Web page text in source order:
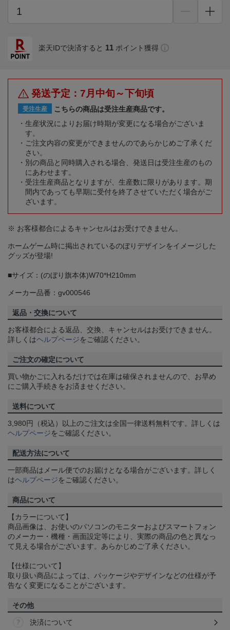
楽天IDで決済すると 11 ポイント獲得
発送予定：7月中旬～下旬頃
受注生産
こちらの商品は受注生産商品です。
生産状況によりお届け時期が変更になる場合がございま
す。
ご注文内容の変更ができませんのであらかじめご了承くだ
さい。
別の商品と同時購入される場合、発送日は受注生産のもの
にあわせます。
受注生産商品となりますが、生産数に限りがあります。期
間内であっても早期に受付を終了させていただく場合がご
ざいます。
※ お客様都合によるキャンセルはお受けできません。
ホームゲーム時に掲出されているのぼりデザインをイメージした
グッズが登場!
■サイズ：(のぼり旗本体)W70*H210mm
メーカー品番：gv000546
返品・交換について
お客様都合による返品、交換、キャンセルはお受けできません。
詳しくはヘルプページをご確認ください。
ご注文の確定について
買い物かごに入れるだけでは在庫は確保されませんので、お早め
にご購入手続きをお済ませください。
送料について
3,980円（税込）以上のご注文は全国一律送料無料です。詳しくは
ヘルプページをご確認ください。
配送方法について
一部商品はメール便でのお届けとなる場合がございます。詳しく
はヘルプページをご確認ください。
商品について
【カラーについて】
商品画像は、お使いのパソコンのモニターおよびスマートフォン
のメーカー・機種・画面設定等により、実際の商品の色と異なっ
て見える場合がございます。あらかじめご了承ください。
【仕様について】
取り扱い商品によっては、パッケージやデザインなどの仕様が予
告なく変更になることがございます。
その他
決済について